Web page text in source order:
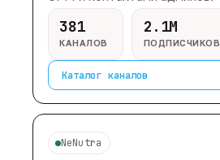
381
КАНАЛОВ
2.1M
ПОДПИСЧИКОВ
Каталог каналов
NeNutra